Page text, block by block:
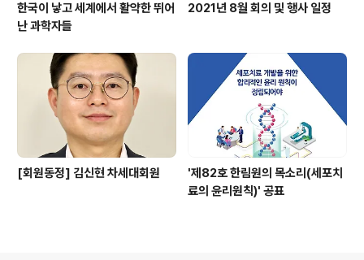
한국이 낳고 세계에서 활약한 뛰어
난 과학자들
2021년 8월 회의 및 행사 일정
[회원동정] 김신현 차세대회원
'제82호 한림원의 목소리(세포치
료의 윤리원칙)' 공표